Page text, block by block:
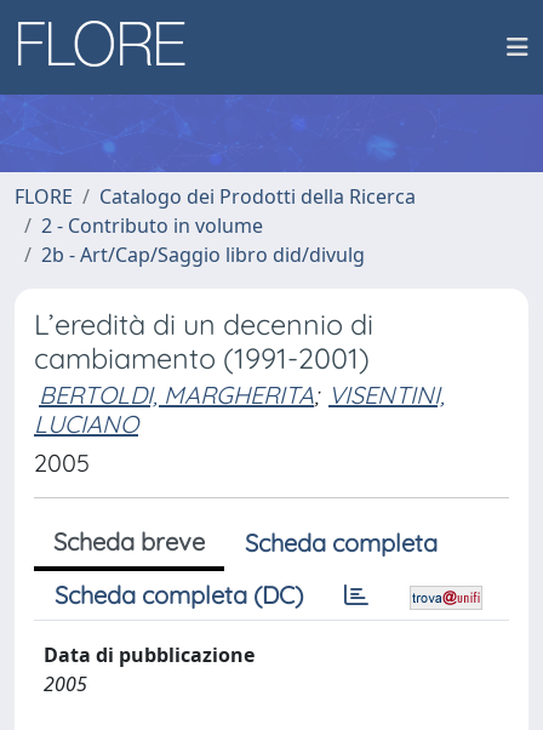
FLORE
Catalogo dei Prodotti della Ricerca
2 - Contributo in volume
2b - Art/Cap/Saggio libro did/divulg
L’eredità di un decennio di
cambiamento (1991-2001)
BERTOLDI, MARGHERITA; VISENTINI,
LUCIANO
2005
Scheda breve
Scheda completa
Scheda completa (DC)
Data di pubblicazione
2005